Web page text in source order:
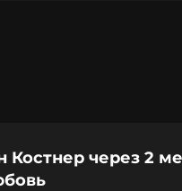
Костнер через 2